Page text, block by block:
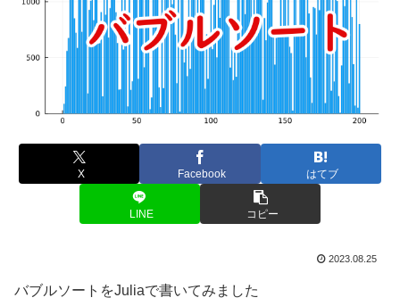
X Facebook はてブ
LINE コピー
2023.08.25
バブルソートをJuliaで書いてみました